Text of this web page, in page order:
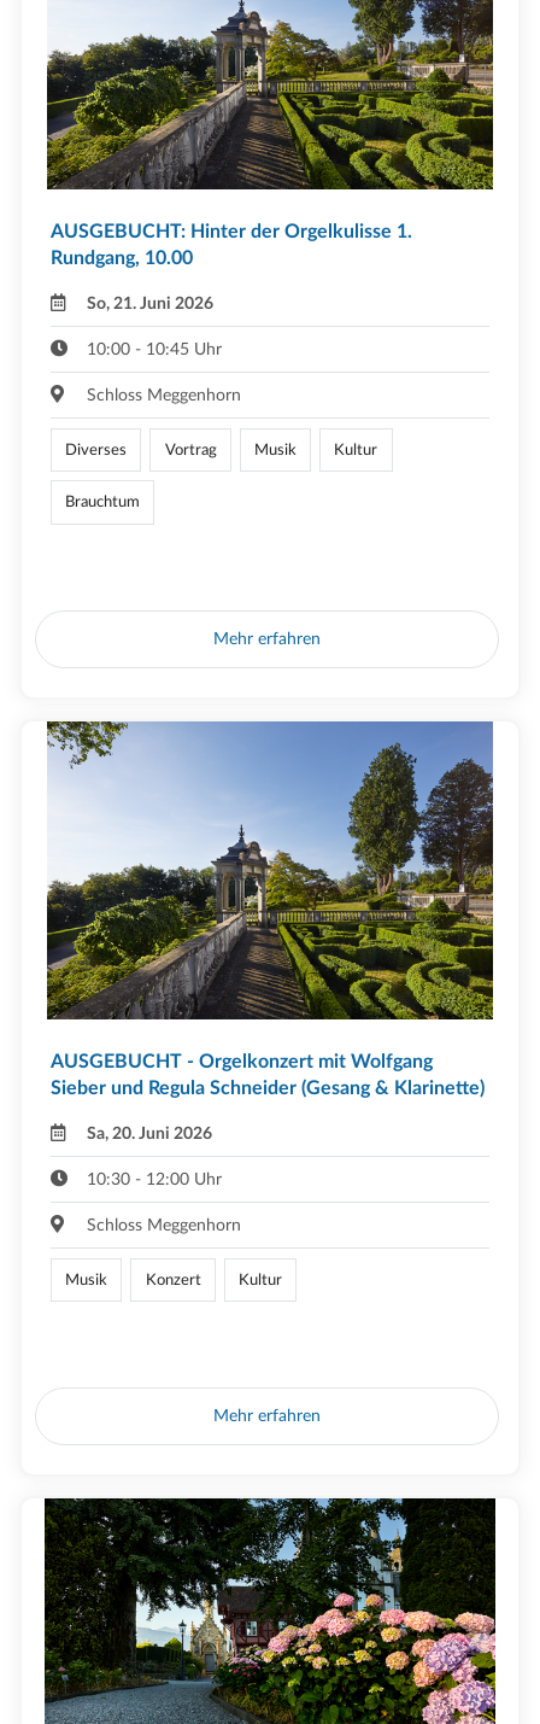
AUSGEBUCHT: Hinter der Orgelkulisse 1.
Rundgang, 10.00
So, 21. Juni 2026
10:00 - 10:45 Uhr
Schloss Meggenhorn
Diverses Vortrag Musik Kultur
Brauchtum
Mehr erfahren
AUSGEBUCHT - Orgelkonzert mit Wolfgang
Sieber und Regula Schneider (Gesang & Klarinette)
Sa, 20. Juni 2026
10:30 - 12:00 Uhr
Schloss Meggenhorn
Musik Konzert Kultur
Mehr erfahren